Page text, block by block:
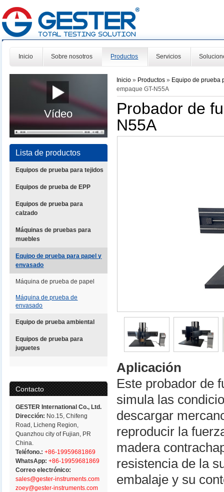
Inicio Sobre nosotros Productos Servicios
Vídeo
Lista de productos
Equipos de prueba para tejidos
Equipos de prueba de EPP
Equipos de prueba para
calzado
Máquinas de pruebas para
muebles
Equipo de prueba para papel y
envasado
Máquina de prueba de papel
Máquina de prueba de
envasado
Equipo de prueba ambiental
Equipos de prueba para
juguetes
Contacto
GESTER International Co., Ltd.
Dirección: No.15, Chifeng
Road, Licheng Region,
Quanzhou city of Fujian, PR
China.
Teléfono.: +86-19959681869
WhatsApp: +86-19959681869
Correo electrónico:
sales@gester-instruments.com
zoey@gester-instruments.com
Inicio » Productos» Equipo de prueba
empaque GT-N55A
Probador de
N55A
Aplicación
Este probador de
simula las
descargar
reproducir la
madera
resistencia de la
embalaje y su